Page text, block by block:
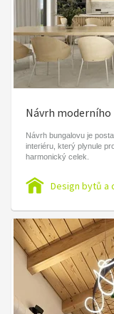
Návrh
Návrh bungalovu je
interiéru, který plynule
harmonický celek.
Design bytů a